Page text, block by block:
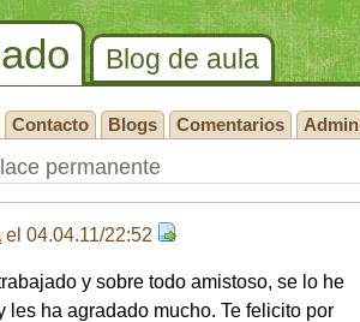
Blog de aula
Contacto Blogs Comentarios Admin
permanente
el 04.04.11/22:52
y sobre todo amistoso, se lo he
les ha agradado mucho. Te felicito por